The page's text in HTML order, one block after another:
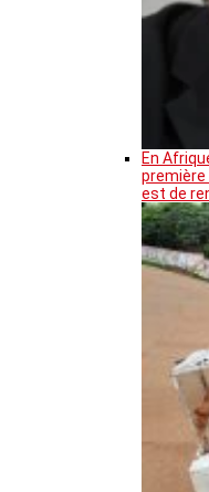
En
première
est de